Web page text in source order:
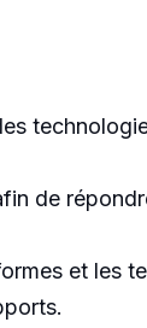
de
et les